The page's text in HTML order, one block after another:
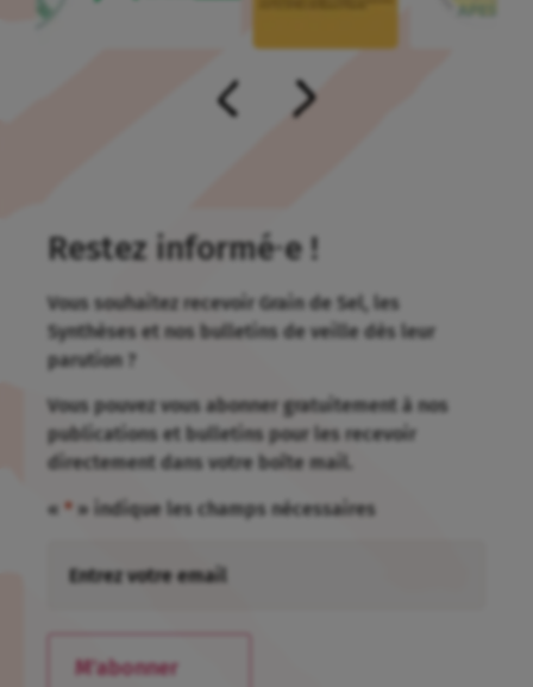
Restez informé⸱e !
Vous souhaitez recevoir Grain de Sel, les
Synthèses et nos bulletins de veille dès leur
parution ?
Vous pouvez vous abonner gratuitement à nos
publications et bulletins pour les recevoir
directement dans votre boîte mail.
« * » indique les champs nécessaires